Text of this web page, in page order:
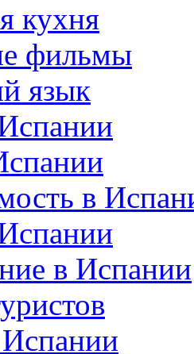
кухня
фильмы
язык
в
в Испании